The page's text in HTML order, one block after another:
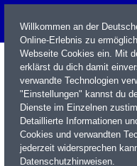
Name / WKN / ISIN / Kürzel
Willkommen an der
Online-Erlebnis zu
Webseite Cookies ein. Mit
erklärst du dich damit
verwandte Technologien
"Einstellungen" kannst du
Dienste im Einzelnen
Detaillierte Informationen
Cookies und verwandten
jederzeit widersprechen
Datenschutzhinweisen.